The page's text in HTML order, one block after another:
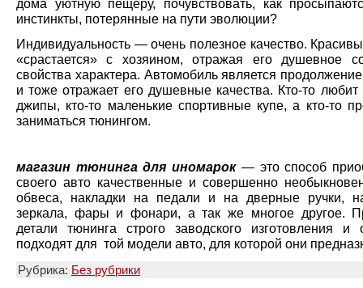
дома уютную пещеру, почувствовать, как
инстинкты, потерянные на пути эволюции?
Индивидуальность — очень полезное качество.
«срастается» с хозяином, отражая его душевное
свойства характера. Автомобиль является
и тоже отражает его душевные качества. Кто-то
джипы, кто-то маленькие спортивные купе, а кто-то
заниматься тюнингом.
магазин тюнинга для иномарок— это способ
своего авто качественные и совершенно
обвеса, накладки на педали и на дверные ручки,
зеркала, фары и фонари, а так же многое другое.
детали тюнинга строго заводского изготовления и
подходят для той модели авто, для которой они
Рубрика: Без рубрики